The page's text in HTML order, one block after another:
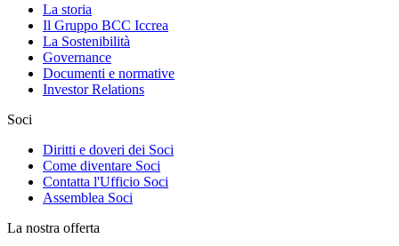
La storia
Il Gruppo BCC Iccrea
La Sostenibilità
Governance
Documenti e normative
Investor Relations
Soci
Diritti e doveri dei Soci
Come diventare Soci
Contatta l'Ufficio Soci
Assemblea Soci
La nostra offerta